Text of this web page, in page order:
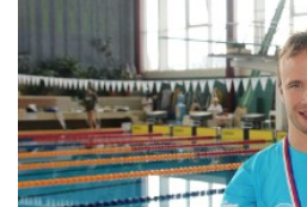
Založit nový účet